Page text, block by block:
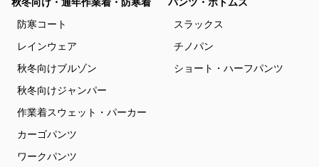
防寒コート
レインウェア
秋冬向けブルゾン
秋冬向けジャンパー
作業着スウェット・パーカー
カーゴパンツ
ワークパンツ
スラックス
チノパン
ショート・ハーフパンツ